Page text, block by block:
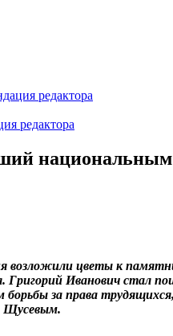
редактора
редактора
национальным
цветы к
Григорий Иванович стал
за права
Щусевым.